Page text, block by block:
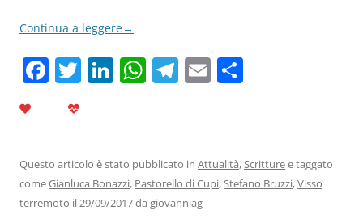
Continua a leggere→
F
b
o
T Li
dI
n
W
A
p
T
a
m
E
vi
di
Questo articolo è stato pubblicato in Attualità,Scritturee taggato
comeGianluca Bonazzi, Pastorello di Cupi,Stefano Bruzzi,Visso
terremoto il29/09/2017da giovanniag